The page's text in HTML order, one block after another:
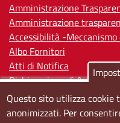
Amministrazione
Amministrazione
Accessibilità -Meccanismo
Albo Fornitori
Atti di Notifica
Dichiarazione di
Sedi e orari
Questo sito utilizza cookie
anonimizzati. Per